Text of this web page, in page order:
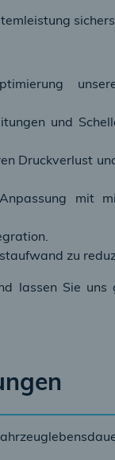
und
Druckverlust
mit
zu
lassen Sie uns